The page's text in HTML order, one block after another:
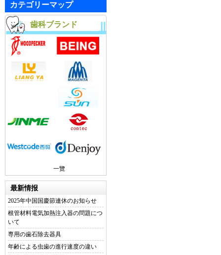
カテゴリーマップ
歯科ブランド
一覽
最新情报
2025年中国国慶節連休のお知らせ
根管材料電気加熱注入器の問題につ
いて
専用の歯石除去器具
年齢による虫歯の進行速度の違い